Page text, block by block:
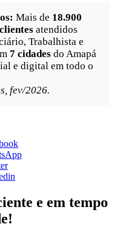
Mais de 18.900
atendidos
Trabalhista e
7 cidades do Amapá
e digital em todo o
fev/2026.
e em tempo